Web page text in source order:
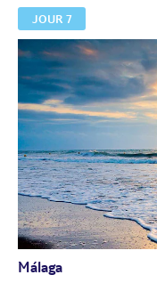
quelques photos depuis
offrant un superbe point
de Málaga.
Déjeuner libre.
Après-midi libre.
Dîner à l'hôtel, avant un
option et en
Nuit à l'hôtel.
JOUR 7
Málaga